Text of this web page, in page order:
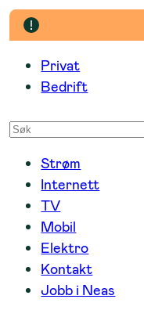
Hopp
til
innholdPrivat
Bedrift
Søk
etter
Strøm
Internett
TV
Mobil
Elektro
Kontakt
Jobb i Neas